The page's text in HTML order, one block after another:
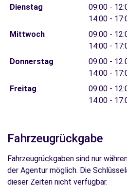
Dienstag
09:00 -
14:00 -
Mittwoch
09:00 -
14:00 -
Donnerstag
09:00 -
14:00 -
Freitag
09:00 -
14:00 -
Fahrzeugrückgabe
Fahrzeugrückgaben sind nur
der Agentur möglich. Die
dieser Zeiten nicht verfügbar.